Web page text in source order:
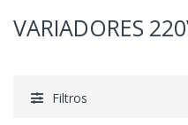
VARIADORES
Filtros